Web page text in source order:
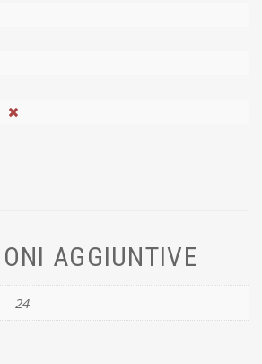
AGGIUNTIVE
24